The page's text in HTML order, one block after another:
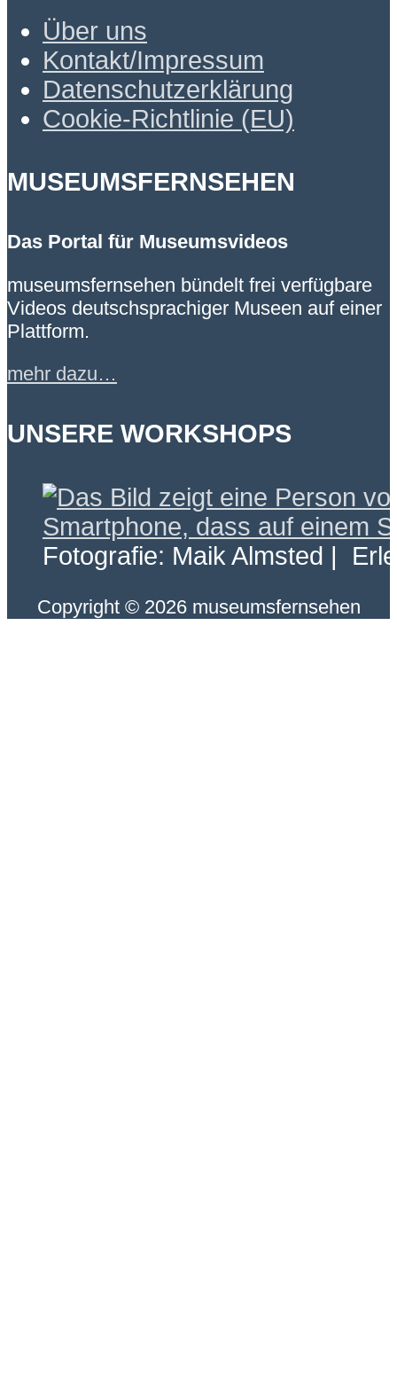
Über uns
Kontakt/Impressum
Datenschutzerklärung
Cookie-Richtlinie (EU)
MUSEUMSFERNSEHEN
Das Portal für Museumsvideos
museumsfernsehen bündelt frei verfügbare
Videos deutschsprachiger Museen auf einer
Plattform.
mehr dazu…
UNSERE WORKSHOPS
Fotografie: Maik Almsted |
Copyright © 2026 museumsfernsehen